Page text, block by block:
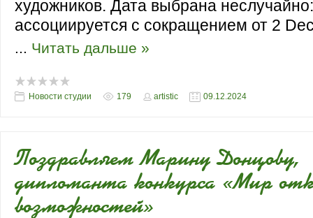
художников. Дата выбрана
ассоциируется с сокращением от 2
... Читать дальше »
Новости студии 179 artistic 09.12.2024
Поздравляем Марину Донцову,
дипломанта конкурса «Мир
возможностей»